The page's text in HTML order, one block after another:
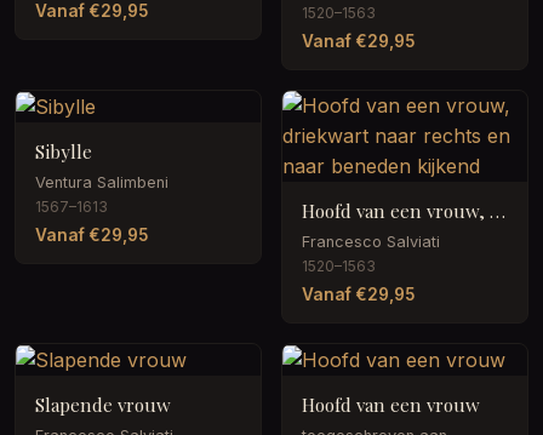
Vanaf €29,95
1520–1563
Vanaf €29,95
Sibylle
Ventura Salimbeni
1567–1613
Vanaf €29,95
Hoofd van een vrouw, driekwart naar rechts en naar beneden kijkend
Francesco Salviati
1520–1563
Vanaf €29,95
Slapende vrouw Hoofd van een vrouw